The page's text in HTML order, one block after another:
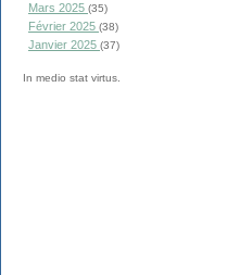
Mars 2025 (35)
Février 2025 (38)
Janvier 2025 (37)
In medio stat virtus.